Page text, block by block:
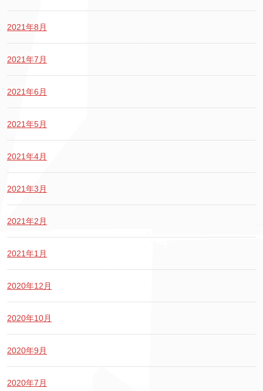
2021年8月
2021年7月
2021年6月
2021年5月
2021年4月
2021年3月
2021年2月
2021年1月
2020年12月
2020年10月
2020年9月
2020年7月